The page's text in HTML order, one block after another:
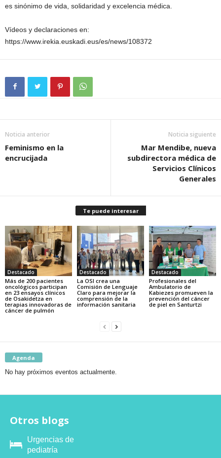
es sinónimo de vida, solidaridad y excelencia médica.
Vídeos y declaraciones en:
https://www.irekia.euskadi.eus/es/news/108372
Noticia anterior
Feminismo en la
encrucijada
Noticia siguiente
Mar Mendibe, nueva
subdirectora médica de
Servicios Clínicos
Generales
Te puede interesar
Destacado
Más de 200 pacientes
oncológicos participan
en 23 ensayos clínicos
de Osakidetza en
terapias innovadoras de
cáncer de pulmón
Destacado
La OSI crea una
Comisión de Lenguaje
Claro para mejorar la
comprensión de la
información sanitaria
Destacado
Profesionales del
Ambulatorio de
Kabiezes promueven la
prevención del cáncer
de piel en Santurtzi
Agenda
No hay próximos eventos actualmente.
Otros blogs
Urgencias de
pediatría